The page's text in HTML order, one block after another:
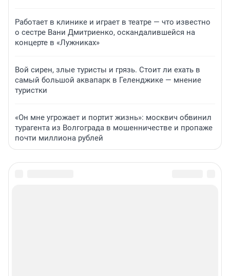
Работает в клинике и играет в театре — что известно
о сестре Вани Дмитриенко, оскандалившейся на
концерте в «Лужниках»
Вой сирен, злые туристы и грязь. Стоит ли ехать в
самый большой аквапарк в Геленджике — мнение
туристки
«Он мне угрожает и портит жизнь»: москвич обвинил
турагента из Волгограда в мошенничестве и пропаже
почти миллиона рублей